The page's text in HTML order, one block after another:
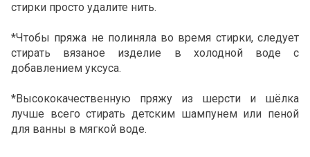
стирки просто удалите нить.
*Чтобы пряжа не полиняла во время стирки, следует
стирать вязаное изделие в холодной воде с
добавлением уксуса.
*Высококачественную пряжу из шерсти и шёлка
лучше всего стирать детским шампунем или пеной
для ванны в мягкой воде.